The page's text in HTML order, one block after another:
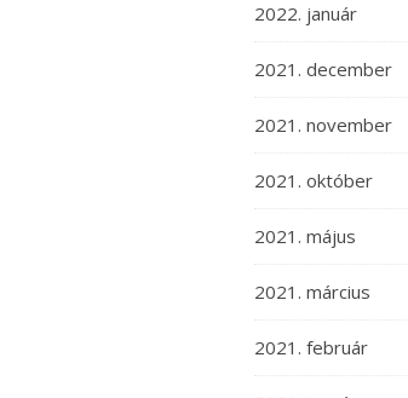
2022. január
2021. december
2021. november
2021. október
2021. május
2021. március
2021. február